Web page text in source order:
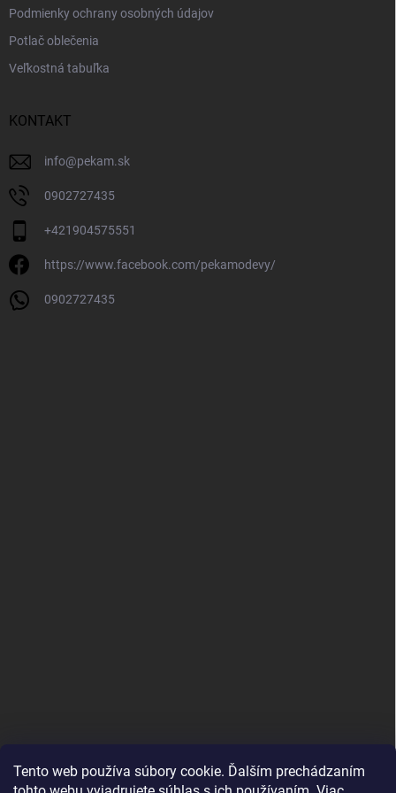
Tento web používa súbory cookie. Ďalším prechádzaním
Podmienky ochrany osobných údajov
Potlač oblečenia
Veľkostná tabuľka
KONTAKT
info@pekam.sk
0902727435
+421904575551
https://www.facebook.com/pekamodevy/
0902727435
PRIJÍMAME ONLINE PLATBY